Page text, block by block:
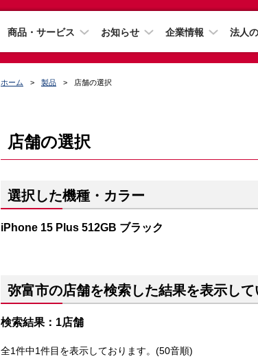
商品・サービス お知らせ 企業情報 法人
ホーム 製品 店舗の選択
店舗の選択
選択した機種・カラー
iPhone 15 Plus 512GB ブラック
弥富市の店舗を検索した結果を表示して
検索結果：1店舗
全1件中1件目を表示しております。(50音順)